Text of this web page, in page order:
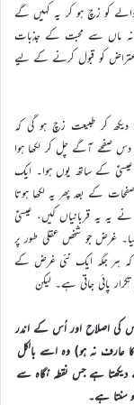
کو زچ ہو کر یہ کہیں گے
نہ ماں سے محبت کے جذبات
اعتراض کو قبول کرنے کے لیے
کر طبیعت زچ ہو گی کہ
دس صفحے آگے چل کر لکھا ہوا
عیسیٰؑ کے ساتھ یوں ہوا۔ ایک
کے بعد پھر یہ لکھا ہوتا
یہ یہ قربانیاں کیں، عیسیٰؑ
غرض جو شخص عقلی طور پر
کہ ہر جگہ ایک نئی غرض کے
پائی جاتی ہے۔ لیکن
کی اصلاح اور اُس کے اندر
عارف نہ ہو) وہ اسے بالکل
دیکھتا ہے جس نقطہ نگاہ سے
سنتا ہے۔